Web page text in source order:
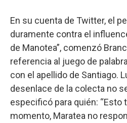
En su cuenta de Twitter, el
duramente contra el
de Manotea”, comenzó
referencia al juego de
con el apellido de Santiago.
desenlace de la colecta no
especificó para quién: “Esto
momento, Maratea no